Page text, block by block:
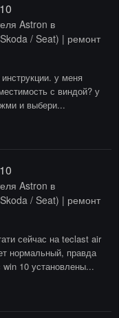
Astron в
/ Seat) | ремонт
у меня
с виндой? у
и выбери...
Astron в
/ Seat) | ремонт
сейчас на teclast air
нормальный, правда
10 установлены...